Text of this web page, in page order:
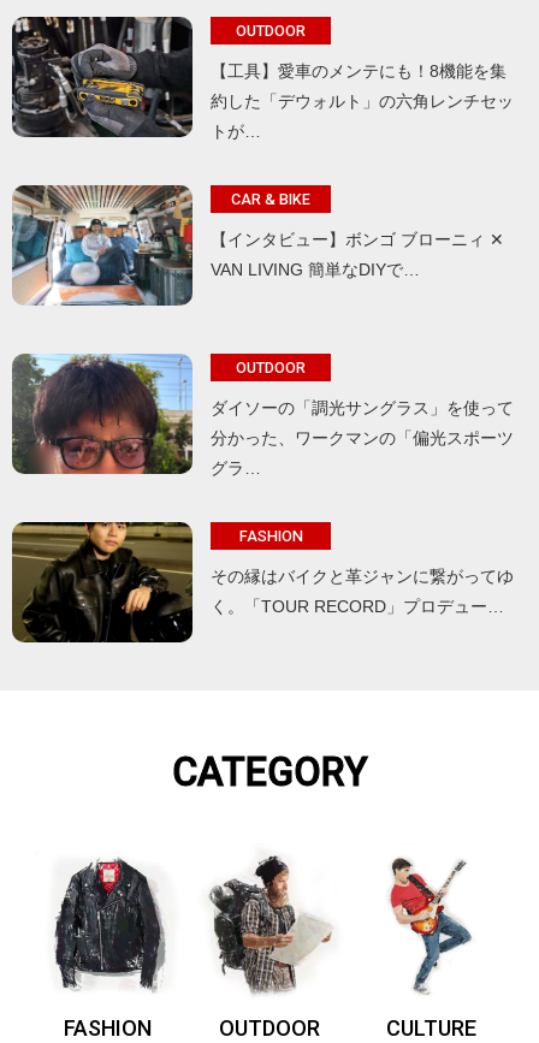
OUTDOOR
【工具】愛車のメンテにも！8機能を集
約した「デウォルト」の六角レンチセッ
トが…
CAR & BIKE
【インタビュー】ボンゴ ブローニィ ✕
VAN LIVING 簡単なDIYで…
OUTDOOR
ダイソーの「調光サングラス」を使って
分かった、ワークマンの「偏光スポーツ
グラ…
FASHION
その縁はバイクと革ジャンに繋がってゆ
く。「TOUR RECORD」プロデュー…
CATEGORY
FASHION OUTDOOR CULTURE